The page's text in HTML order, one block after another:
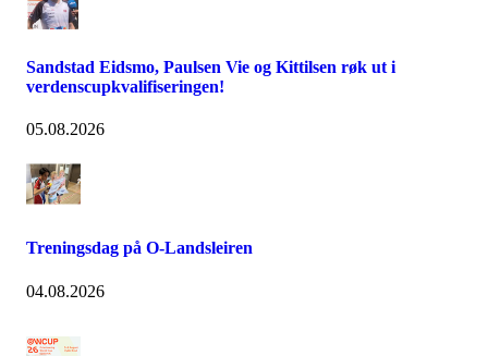
Sandstad Eidsmo, Paulsen Vie og Kittilsen røk ut i
verdenscupkvalifiseringen!
05.08.2026
Treningsdag på O-Landsleiren
04.08.2026